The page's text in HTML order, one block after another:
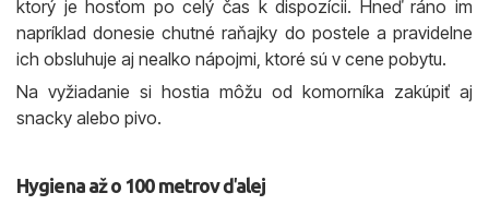
ktorý je hosťom po celý čas k dispozícii. Hneď ráno im
napríklad donesie chutné raňajky do postele a pravidelne
ich obsluhuje aj nealko nápojmi, ktoré sú v cene pobytu.
Na vyžiadanie si hostia môžu od komorníka zakúpiť aj
snacky alebo pivo.
Hygiena až o 100 metrov ďalej